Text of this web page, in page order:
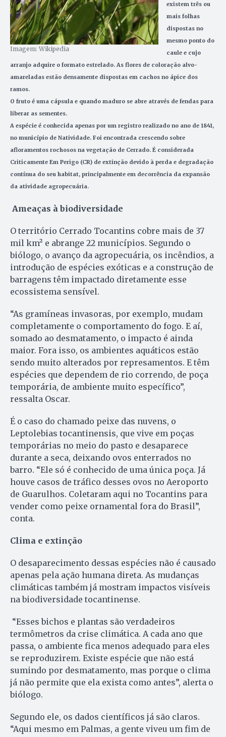
Imagem: Wikipedia
existem três ou
mais folhas
dispostas no
mesmo ponto do
caule e cujo
arranjo adquire o formato estrelado. As flores de coloração alvo-
amareladas estão densamente dispostas em cachos no ápice dos
ramos.
O fruto é uma cápsula e quando maduro se abre através de fendas para
liberar as sementes.
A espécie é conhecida apenas por um registro realizado no ano de 1841,
no município de Natividade. Foi encontrada crescendo sobre
afloramentos rochosos na vegetação de Cerrado. É considerada
Criticamente Em Perigo (CR) de extinção devido à perda e degradação
contínua do seu habitat, principalmente em decorrência da expansão
da atividade agropecuária.
Ameaças à biodiversidade
O território Cerrado Tocantins cobre mais de 37
mil km² e abrange 22 municípios. Segundo o
biólogo, o avanço da agropecuária, os incêndios, a
introdução de espécies exóticas e a construção de
barragens têm impactado diretamente esse
ecossistema sensível.
“As gramíneas invasoras, por exemplo, mudam
completamente o comportamento do fogo. E aí,
somado ao desmatamento, o impacto é ainda
maior. Fora isso, os ambientes aquáticos estão
sendo muito alterados por represamentos. E têm
espécies que dependem de rio correndo, de poça
temporária, de ambiente muito específico”,
ressalta Oscar.
É o caso do chamado peixe das nuvens, o
Leptolebias tocantinensis, que vive em poças
temporárias no meio do pasto e desaparece
durante a seca, deixando ovos enterrados no
barro. “Ele só é conhecido de uma única poça. Já
houve casos de tráfico desses ovos no Aeroporto
de Guarulhos. Coletaram aqui no Tocantins para
vender como peixe ornamental fora do Brasil”,
conta.
Clima e extinção
O desaparecimento dessas espécies não é causado
apenas pela ação humana direta. As mudanças
climáticas também já mostram impactos visíveis
na biodiversidade tocantinense.
“Esses bichos e plantas são verdadeiros
termômetros da crise climática. A cada ano que
passa, o ambiente fica menos adequado para eles
se reproduzirem. Existe espécie que não está
sumindo por desmatamento, mas porque o clima
já não permite que ela exista como antes”, alerta o
biólogo.
Segundo ele, os dados científicos já são claros.
“Aqui mesmo em Palmas, a gente viveu um fim de